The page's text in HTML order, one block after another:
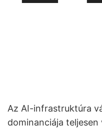
Az AI-infrastruktúra
dominanciája